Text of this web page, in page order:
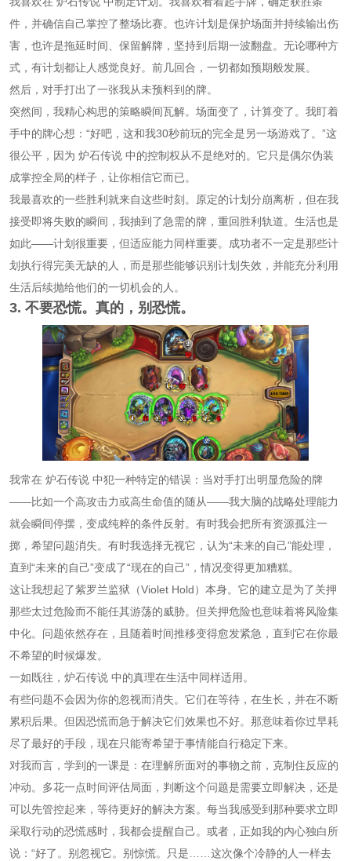
件，并确信自己掌控了整场比赛。也许计划是保护场面并持续输出伤
害，也许是拖延时间、保留解牌，坚持到后期一波翻盘。无论哪种方
式，有计划都让人感觉良好。前几回合，一切都如预期般发展。
然后，对手打出了一张我从未预料到的牌。
突然间，我精心构思的策略瞬间瓦解。场面变了，计算变了。我盯着
手中的牌心想：“好吧，这和我30秒前玩的完全是另一场游戏了。”这
很公平，因为 炉石传说 中的控制权从不是绝对的。它只是偶尔伪装
成掌控全局的样子，让你相信它而已。
我最喜欢的一些胜利就来自这些时刻。原定的计划分崩离析，但在我
接受即将失败的瞬间，我抽到了急需的牌，重回胜利轨道。生活也是
如此——计划很重要，但适应能力同样重要。成功者不一定是那些计
划执行得完美无缺的人，而是那些能够识别计划失效，并能充分利用
生活后续抛给他们的一切机会的人。
3. 不要恐慌。真的，别恐慌。
我常在 炉石传说 中犯一种特定的错误：当对手打出明显危险的牌
——比如一个高攻击力或高生命值的随从——我大脑的战略处理能力
就会瞬间停摆，变成纯粹的条件反射。有时我会把所有资源孤注一
掷，希望问题消失。有时我选择无视它，认为“未来的自己”能处理，
直到“未来的自己”变成了“现在的自己”，情况变得更加糟糕。
这让我想起了紫罗兰监狱（Violet Hold）本身。它的建立是为了关押
那些太过危险而不能任其游荡的威胁。但关押危险也意味着将风险集
中化。问题依然存在，且随着时间推移变得愈发紧急，直到它在你最
不希望的时候爆发。
一如既往， 炉石传说 中的真理在生活中同样适用。
有些问题不会因为你的忽视而消失。它们在等待，在生长，并在不断
累积后果。但因恐慌而急于解决它们效果也不好。那意味着你过早耗
尽了最好的手段，现在只能寄希望于事情能自行稳定下来。
对我而言，学到的一课是：在理解所面对的事物之前，克制住反应的
冲动。多花一点时间评估局面，判断这个问题是需要立即解决，还是
可以先管控起来，等待更好的解决方案。每当我感受到那种要求立即
采取行动的恐慌感时，我都会提醒自己。或者，正如我的内心独白所
说：“好了。别忽视它。别惊慌。只是……这次像个冷静的人一样去